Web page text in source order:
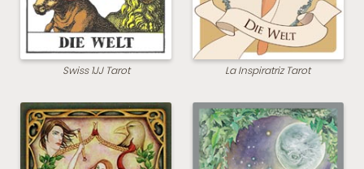
Swiss 1JJ Tarot La Inspiratriz Tarot